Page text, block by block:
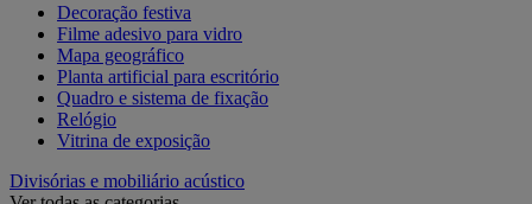
Decoração festiva
Filme adesivo para vidro
Mapa geográfico
Planta artificial para escritório
Quadro e sistema de fixação
Relógio
Vitrina de exposição
Divisórias e mobiliário acústico